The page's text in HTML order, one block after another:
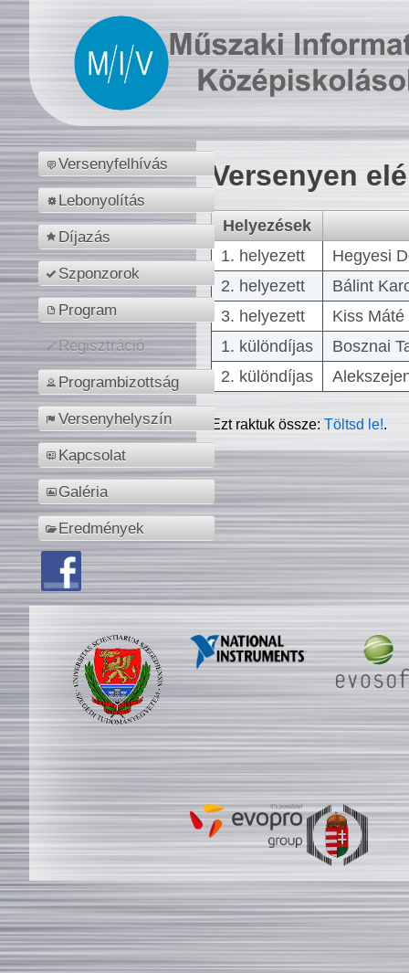
Versenyfelhívás
Lebonyolítás
Díjazás
Szponzorok
Program
Regisztráció
Programbizottság
Versenyhelyszín
Kapcsolat
Galéria
Eredmények
Versenyen
Helyezések
1. helyezett
Hegyesi
2. helyezett
Bálint
3. helyezett
Kiss
1. különdíjas
Bosznai
2. különdíjas
Ezt raktuk össze:Töltsd le!.